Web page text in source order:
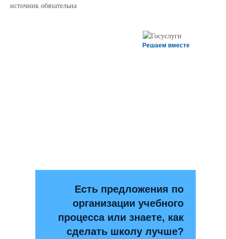
источник обязательна
Решаем вместе
Есть предложения по
организации учебного
процесса или знаете, как
сделать школу лучше?